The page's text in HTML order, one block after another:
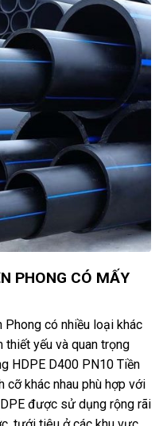
PHONG CÓ MẤY
Phong có nhiều loại khác
thiết yếu và quan trọng
HDPE D400 PN10 Tiền
cỡ khác nhau phù hợp với
được sử dụng rộng rãi